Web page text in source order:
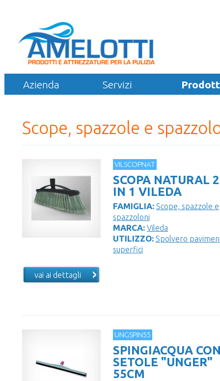
Azienda Servizi
Scope, spazzole e
VILSCOPNAT
SCOPA NATURAL 2
IN 1 VILEDA
FAMIGLIA: Scope, spazzole e
spazzoloni
MARCA: Vileda
UTILIZZO: Spolvero
superfici
vai ai dettagli
UNGSPIN55
SPINGIACQUA
SETOLE "UNGER"
55CM